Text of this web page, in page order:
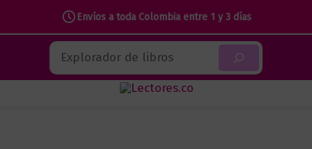
Envíos a toda Colombia entre 1 y 3 días
contenido
Buscar